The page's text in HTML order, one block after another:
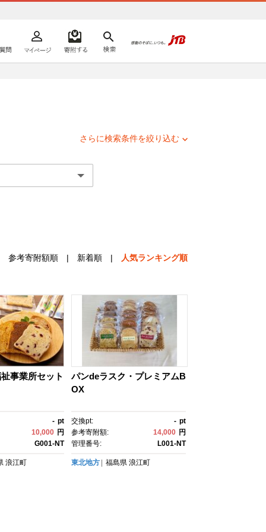
方へ
さらに検索条件を絞り込む
参考寄附額順 | 新着順 | 人気ランキング順
事業所セット
- pt
10,000 円
G001-NT
浪江町
パンdeラスク・プレミアムB
OX
交換pt: - pt
参考寄附額:
14,000 円
管理番号:
L001-NT
東北地方 福島県 浪江町